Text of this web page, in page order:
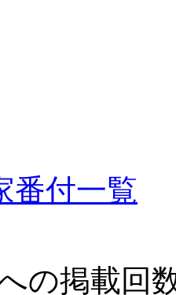
番付一覧
の掲載回